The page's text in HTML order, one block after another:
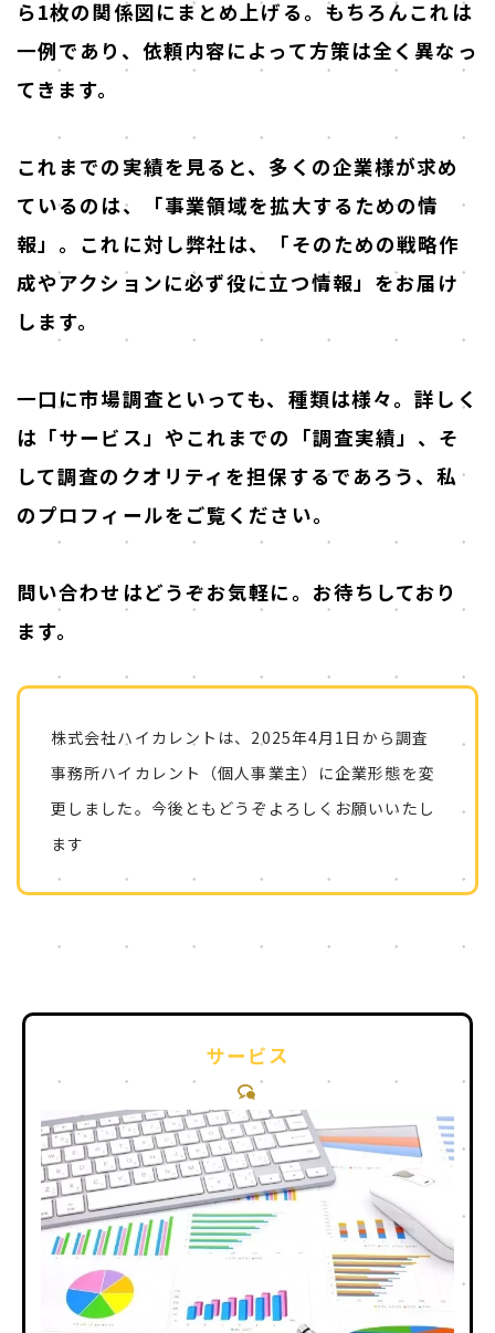
ら1枚の関係図にまとめ上げる。もちろんこれは
一例であり、依頼内容によって方策は全く異なっ
てきます。
これまでの実績を見ると、多くの企業様が求め
ているのは、「事業領域を拡大するための情
報」。これに対し弊社は、「そのための戦略作
成やアクションに必ず役に立つ情報」をお届け
します。
一口に市場調査といっても、種類は様々。詳しく
は「サービス」やこれまでの「調査実績」、そ
して調査のクオリティを担保するであろう、私
のプロフィールをご覧ください。
問い合わせはどうぞお気軽に。お待ちしており
ます。
株式会社ハイカレントは、2025年4月1日から調査
事務所ハイカレント（個人事業主）に企業形態を変
更しました。今後ともどうぞよろしくお願いいたし
ます
サービス